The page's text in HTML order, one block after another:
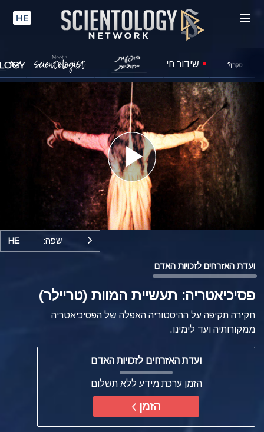
HE
סקרן? שידור חי
Play
Video
שפה: HE
ועדת האזרחים לזכויות האדם
פסיכיאטריה: תעשיית המוות (טריילר)
חקירה תקיפה על ההיסטוריה האפלה של הפסיכיאטריה
ממקורותיה ועד לימינו.
ועדת האזרחים לזכויות האדם
הזמן ערכת מידע ללא תשלום
הזמן